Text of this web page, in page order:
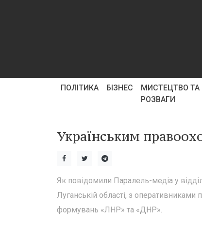
ПОЛІТИКА БІЗНЕС
МИСТЕЦТВО ТА
РОЗВАГИ
Українським
Як повідомили Паралель-медіа у
Луганській області, з оперативниками
формувань «ЛНР» та «ДНР».